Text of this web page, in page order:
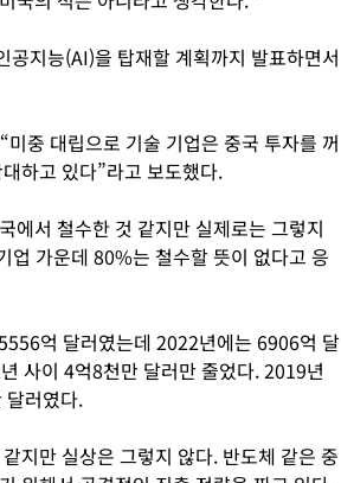
지능(AI)을 탑재할 계획까지 발표하면서
중 대립으로 기술 기업은 중국 투자를 꺼
하고 있다”라고 보도했다.
에서 철수한 것 같지만 실제로는 그렇지
업 가운데 80%는 철수할 뜻이 없다고 응
억 달러였는데 2022년에는 6906억 달
사이 4억8천만 달러만 줄었다. 2019년
러였다.
지만 실상은 그렇지 않다. 반도체 같은 중